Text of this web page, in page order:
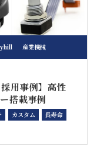
産業機械
用事例】高性
搭載事例
カスタム
長寿命